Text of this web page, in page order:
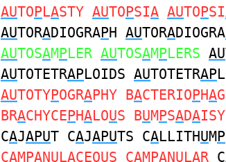
AUTOPLASTY AUTOPSIA AUTOPSI
AUTORADIOGRAPH AUTORADIOGRA
AUTOSAMPLER AUTOSAMPLERS AU
AUTOTETRAPLOIDS AUTOTETRAP
AUTOTYPOGRAPHY BACTERIOPHA
BRACHYCEPHALOUS BUMPSADA
CAJAPUT CAJAPUTS CALLITHUMP
CAMPANULACEOUS CAMPANULAR C